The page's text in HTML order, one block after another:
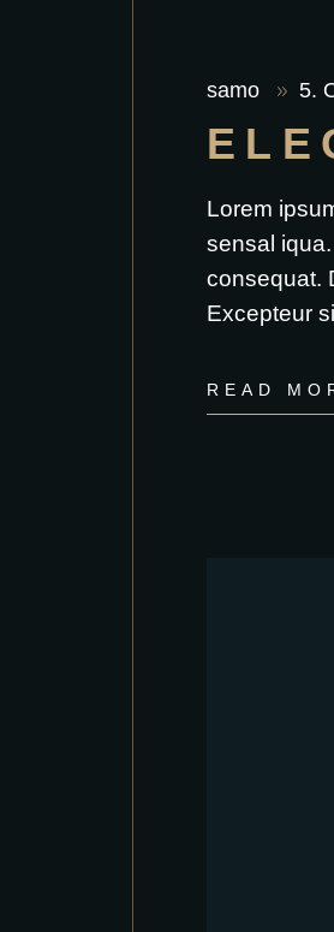
samo 5.
Lorem
sensal
consequat.
Excepteur
READ